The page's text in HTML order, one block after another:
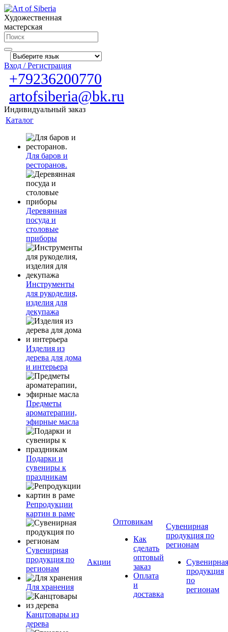
Художественная
мастерская
Вход / Регистрация
+79236200770
artofsiberia@bk.ru
Индивидуальный заказ
Каталог
Для баров и
ресторанов.
Деревянная
посуда и
столовые
приборы
Инструменты
для рукоделия,
изделия для
декупажа
Изделия из
дерева для дома
и интерьера
Предметы
ароматерапии,
эфирные масла
Подарки и
сувениры к
праздникам
Репродукции
картин в раме
Сувенирная
продукция по
регионам
Для хранения
Канцтовары из
дерева
Акции
Оптовикам
Как
сделать
оптовый
заказ
Оплата
и
доставка
Сувенирная
продукция по
регионам
Сувенирная
продукция
по
регионам